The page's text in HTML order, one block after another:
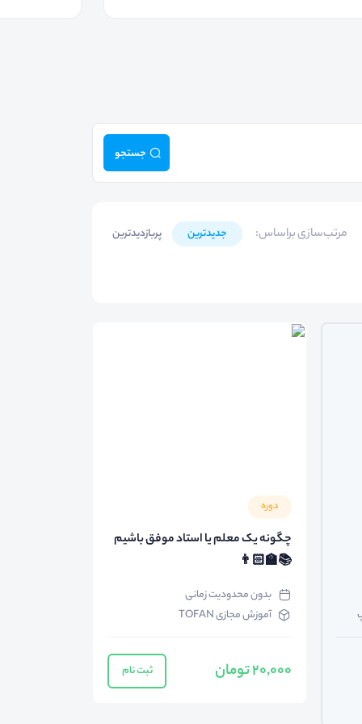
جستجو
مرتب‌سازی براساس: جدیدترین پربازدیدترین
دوره
چگونه یک معلم یا استاد موفق باشیم
📚👨🏻‍🏫
بدون محدودیت زمانی
آموزش مجازی TOFAN
20,000 تومان ثبت نام